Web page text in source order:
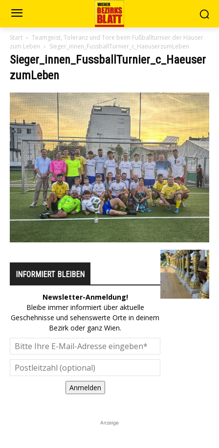
Start
Teamgeist, Toleranz und Tore beim Fußballturnier der Häuser
zum Leben
Sieger_innen_FussballTurnier_c_HaeuserzumLeben
Sieger_innen_FussballTurnier_c_Haeuser
zumLeben
INFORMIERT BLEIBEN
Newsletter-Anmeldung!
Bleibe immer informiert über aktuelle
Geschehnisse und sehenswerte Orte in deinem
Bezirk oder ganz Wien.
Anmelden
Anzeige